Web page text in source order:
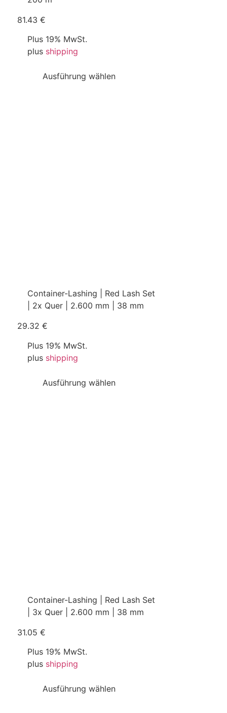
81.43 €
Plus 19% MwSt.
plus shipping
Ausführung wählen
Container-Lashing | Red Lash Set
| 2x Quer | 2.600 mm | 38 mm
29.32 €
Plus 19% MwSt.
plus shipping
Ausführung wählen
Container-Lashing | Red Lash Set
| 3x Quer | 2.600 mm | 38 mm
31.05 €
Plus 19% MwSt.
plus shipping
Ausführung wählen